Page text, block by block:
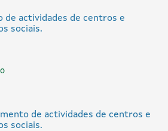
de actividades de centros e
sociais.
de actividades de centros e
sociais.